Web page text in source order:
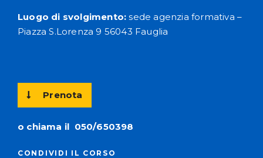
Luogo di svolgimento:sede agenzia formativa –
Piazza S.Lorenza 9 56043 Fauglia
Prenota
o chiama il 050/650398
CONDIVIDI IL CORSO